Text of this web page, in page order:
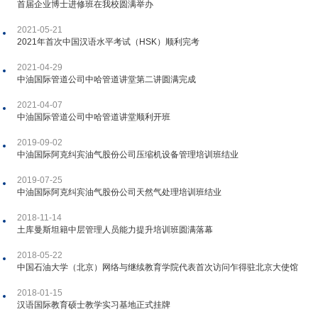
首届企业博士进修班在我校圆满举办
2021-05-21
2021年首次中国汉语水平考试（HSK）顺利完考
2021-04-29
中油国际管道公司中哈管道讲堂第二讲圆满完成
2021-04-07
中油国际管道公司中哈管道讲堂顺利开班
2019-09-02
中油国际阿克纠宾油气股份公司压缩机设备管理培训班结业
2019-07-25
中油国际阿克纠宾油气股份公司天然气处理培训班结业
2018-11-14
土库曼斯坦籍中层管理人员能力提升培训班圆满落幕
2018-05-22
中国石油大学（北京）网络与继续教育学院代表首次访问乍得驻北京大使馆
2018-01-15
汉语国际教育硕士教学实习基地正式挂牌